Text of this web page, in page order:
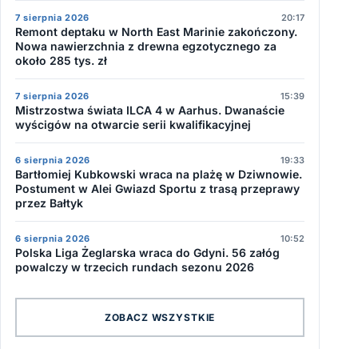
7 sierpnia 2026 20:17
Remont deptaku w North East Marinie zakończony.
Nowa nawierzchnia z drewna egzotycznego za
około 285 tys. zł
7 sierpnia 2026 15:39
Mistrzostwa świata ILCA 4 w Aarhus. Dwanaście
wyścigów na otwarcie serii kwalifikacyjnej
6 sierpnia 2026 19:33
Bartłomiej Kubkowski wraca na plażę w Dziwnowie.
Postument w Alei Gwiazd Sportu z trasą przeprawy
przez Bałtyk
6 sierpnia 2026 10:52
Polska Liga Żeglarska wraca do Gdyni. 56 załóg
powalczy w trzecich rundach sezonu 2026
ZOBACZ WSZYSTKIE